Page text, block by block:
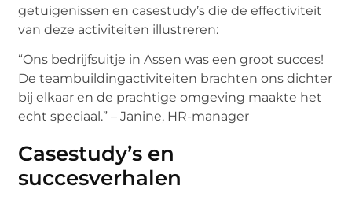
getuigenissen en casestudy’s die de effectiviteit
van deze activiteiten illustreren:
“Ons bedrijfsuitje in Assen was een groot succes!
De teambuildingactiviteiten brachten ons dichter
bij elkaar en de prachtige omgeving maakte het
echt speciaal.” – Janine, HR-manager
Casestudy’s en
succesverhalen